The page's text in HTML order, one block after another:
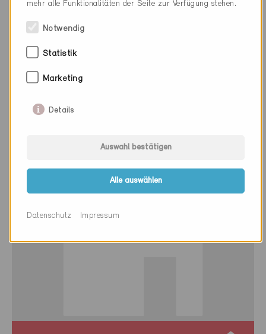
Minergie
Definitiv
Chézard-Saint-Martin 2054
Gebäude NE-002
mehr alle Funktionalitäten der Seite zur Verfügung stehen.
Notwendig
Statistik
Marketing
Details
Auswahl bestätigen
Alle auswählen
Datenschutz Impressum